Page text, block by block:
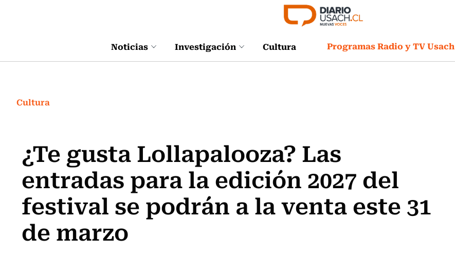
Noticias Investigación Cultura Programas Radio y TV Usach
Cultura
¿Te gusta Lollapalooza? Las
entradas para la edición 2027 del
festival se podrán a la venta este 31
de marzo